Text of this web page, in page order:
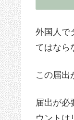
外国人で
てはなら
この届出
届出が必